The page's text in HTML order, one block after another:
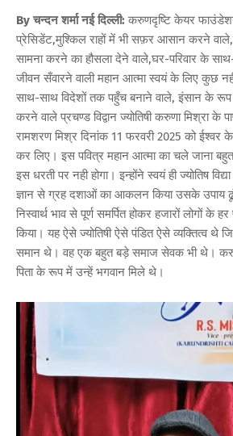
By चन्दन शर्मा नई दिल्ली: करुणदृष्टि केयर
प्रेसिडेंट,मुश्किल राहों में भी सफ़र आसान करने
सामना करने का हौसला देने वाले,घर-परिवार के
जीवन सँवारने वाली महान आत्मा स्वयं के लिए कुछ
साथ-साथ विदेशों तक पहुँच बनाने वाले, इंसान के रूप
करने वाले प्रचण्ड विद्वान ज्योतिषी करुणा मिश्रा के
रामशरण मिश्र दिनांक 11 फरवरी 2025 को ईश्वर
कर लिए। इस पवित्र महान आत्मा का चले जाना बहुत
इस धरती पर नही होगा। इन्होंने स्वयं ही ज्योतिष
ज्ञान से ग्रह दशाओं का आकलन किया उसके उपाय
निस्वार्थ भाव से पूर्ण समर्पित होकर हजारों लोगों के
किया। यह ऐसे ज्योतिषी ऐसे पंडित ऐसे व्यक्तित्व थे
समान थे। वह एक बहुत बड़े समाज सेवक भी थे।
पिता के रूप में उन्हें भगवान मिले थे।